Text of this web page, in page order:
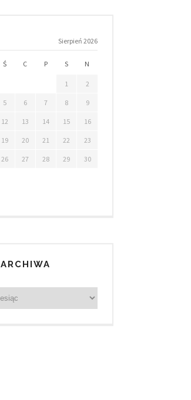
Sierpień 2026
Ś C P S N
1 2
5 6 7 8 9
12 13 14 15 16
19 20 21 22 23
26 27 28 29 30
ARCHIWA